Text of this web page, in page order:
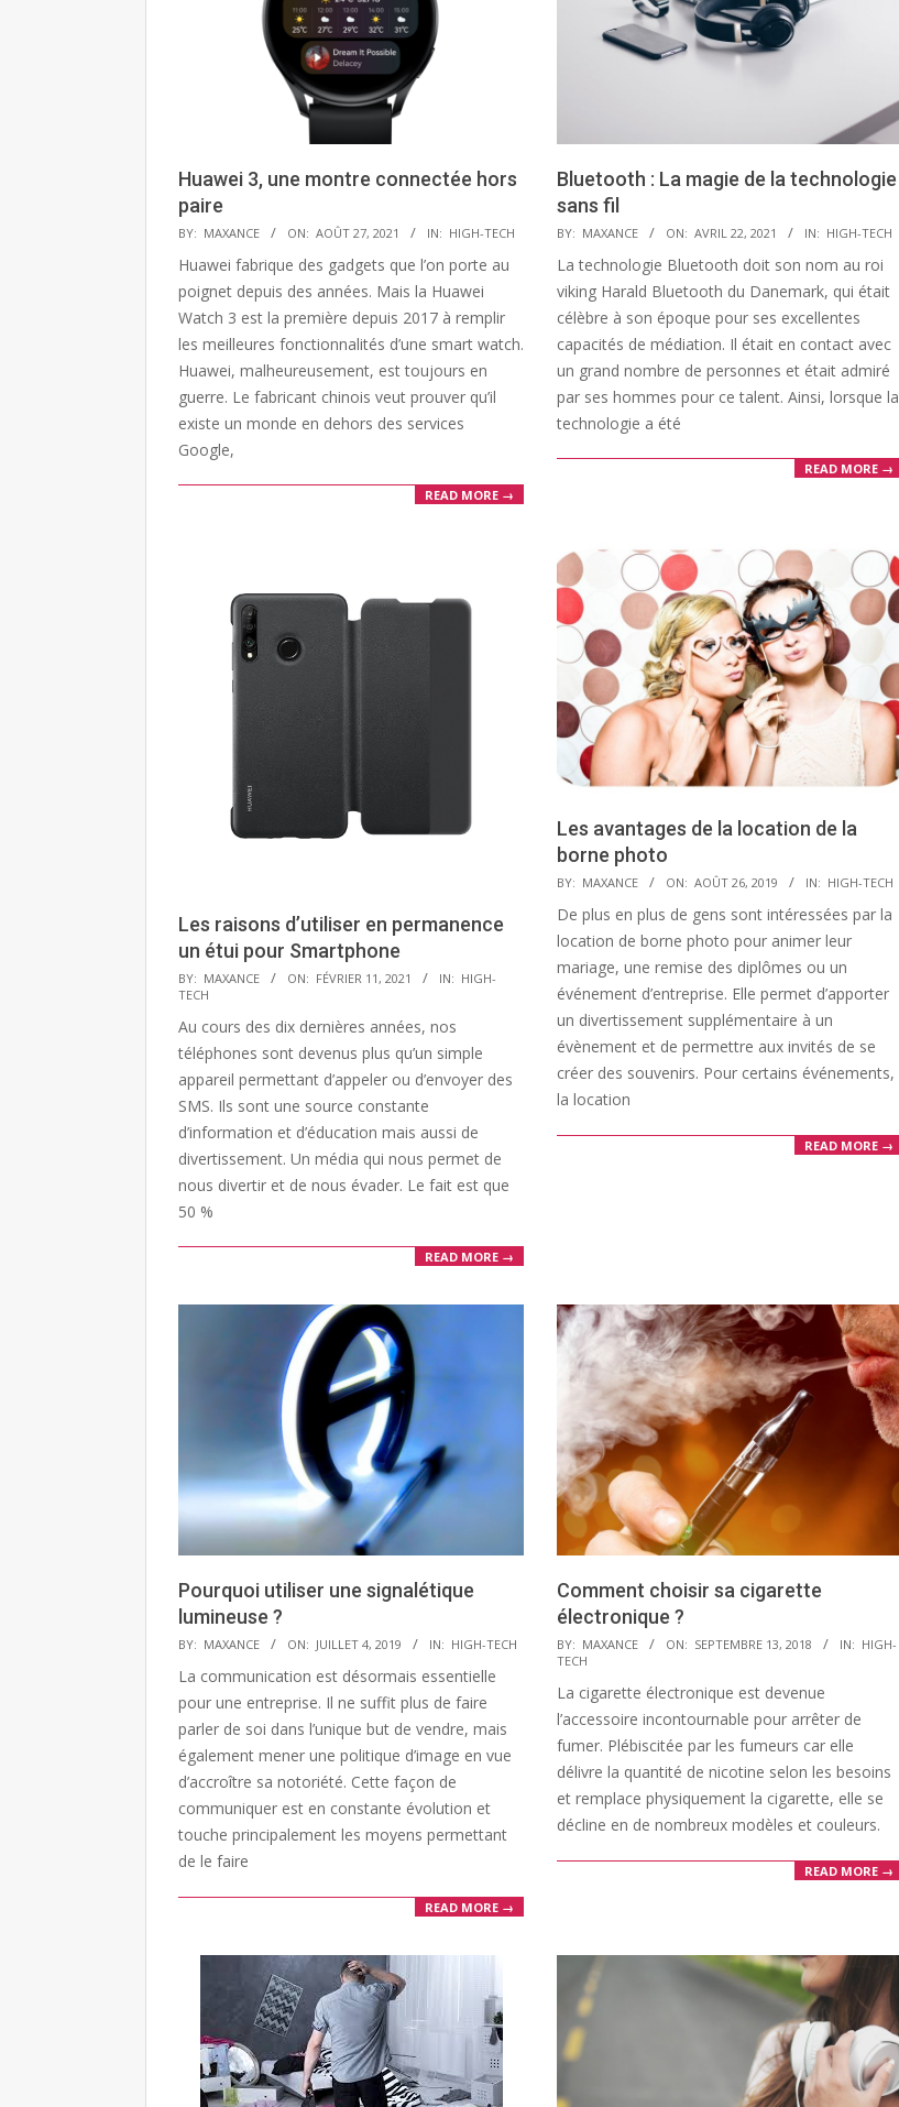
Huawei 3, une montre connectée hors
paire
2021-
08-
BY: MAXANCE ON: AOÛT 27, 2021 IN: HIGH-TECH
Huawei fabrique des gadgets que l’on porte au
poignet depuis des années. Mais la Huawei
Watch 3 est la première depuis 2017 à remplir
les meilleures fonctionnalités d’une smart watch.
Huawei, malheureusement, est toujours en
guerre. Le fabricant chinois veut prouver qu’il
existe un monde en dehors des services
Google,
READ MORE →
Bluetooth : La magie de la technologie
sans fil
2021-
04-
22
BY: MAXANCE ON: AVRIL 22, 2021 IN: HIGH-TECH
La technologie Bluetooth doit son nom au roi
viking Harald Bluetooth du Danemark, qui était
célèbre à son époque pour ses excellentes
capacités de médiation. Il était en contact avec
un grand nombre de personnes et était admiré
par ses hommes pour ce talent. Ainsi, lorsque la
technologie a été
READ MORE →
Les raisons d’utiliser en permanence
un étui pour Smartphone
2021-
02-
11
BY: MAXANCE ON: FÉVRIER 11, 2021 IN: HIGH-
TECH
Au cours des dix dernières années, nos
téléphones sont devenus plus qu’un simple
appareil permettant d’appeler ou d’envoyer des
SMS. Ils sont une source constante
d’information et d’éducation mais aussi de
divertissement. Un média qui nous permet de
nous divertir et de nous évader. Le fait est que
50 %
READ MORE →
Les avantages de la location de la
borne photo
2019-
08-
26
BY: MAXANCE ON: AOÛT 26, 2019 IN: HIGH-TECH
De plus en plus de gens sont intéressées par la
location de borne photo pour animer leur
mariage, une remise des diplômes ou un
événement d’entreprise. Elle permet d’apporter
un divertissement supplémentaire à un
évènement et de permettre aux invités de se
créer des souvenirs. Pour certains événements,
la location
READ MORE →
Pourquoi utiliser une signalétique
lumineuse ?
2019-
07-
04
BY: MAXANCE ON: JUILLET 4, 2019 IN: HIGH-TECH
La communication est désormais essentielle
pour une entreprise. Il ne suffit plus de faire
parler de soi dans l’unique but de vendre, mais
également mener une politique d’image en vue
d’accroître sa notoriété. Cette façon de
communiquer est en constante évolution et
touche principalement les moyens permettant
de le faire
READ MORE →
Comment choisir sa cigarette
électronique ?
2018-
09-
13
BY: MAXANCE ON: SEPTEMBRE 13, 2018 IN: HIGH-
TECH
La cigarette électronique est devenue
l’accessoire incontournable pour arrêter de
fumer. Plébiscitée par les fumeurs car elle
délivre la quantité de nicotine selon les besoins
et remplace physiquement la cigarette, elle se
décline en de nombreux modèles et couleurs.
READ MORE →